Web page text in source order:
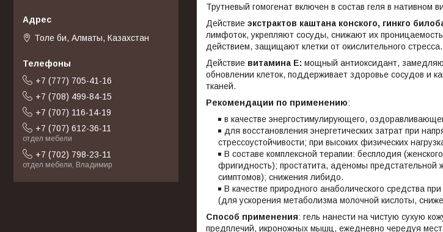
Трутневый гомогенат включен в состав геля в нативном
Действие экстрактов каштана конского, гинкго
лимфоток, укрепляют сосуды, снижают их
действием, защищают клетки от окислительного стресса.
Действие витамина Е: мощный антиоксидант,
обновлении клеток, поддерживает здоровье сосудов и
тканей.
Рекомендации по применению:
в качестве энергостимулирующего,
для восстановления энергетических затрат при
стрессоустойчивости; при высоких физических
В составе комплексной терапии: бесплодия
фригидность); простатита, аденомы предстательной
симптомов); снижения либидо.
В качестве природного анаболического средства
(для ускорения метаболизма молочной кислоты,
Способ применения: гель нанести на чистую сухую
предплечий, икроножных мышц, ежедневно чередуя
Толе би, Алматы, Казахстан
+7 (777) 705-41-16
+7 (708) 499-84-15
+7 (707) 116-14-19
+7 (707) 612-36-11
отдел мебели
+7 (702) 798-23-11
отдел мебели, Владимир